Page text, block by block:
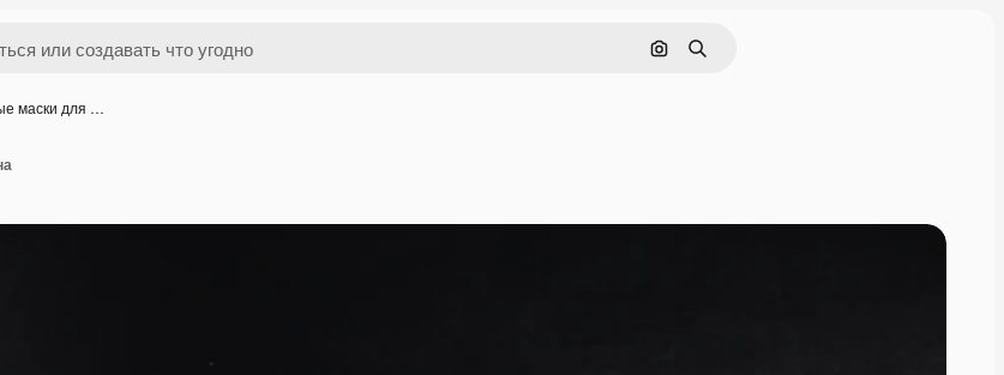
Поиск по изображению
Поиск
маски для …